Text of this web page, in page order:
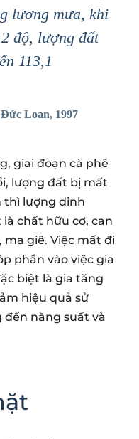
lương mưa, khi
độ, lượng đất
113,1
Loan, 1997
giai đoạn cà phê
lượng đất bị mất
thì lượng dinh
chất hữu cơ, can
ma giê. Việc mất đi
phần vào việc gia
biệt là gia tăng
hiệu quả sử
năng suất và